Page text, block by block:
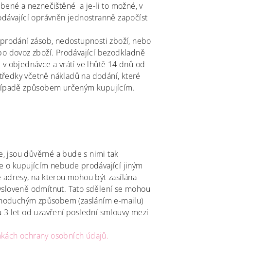
a neznečištěné a je-li to možné, v
oprávněn jednostranně započíst
zásob, nedostupnosti zboží, nebo
dovoz zboží. Prodávající bezodkladně
objednávce a vrátí ve lhůtě 14 dnů od
včetně nákladů na dodání, které
způsobem určeným kupujícím.
jsou důvěrné a bude s nimi tak
o kupujícím nebude prodávající jiným
na kterou mohou být zasílána
odmítnut. Tato sdělení se mohou
způsobem (zasláním e-mailu)
let od uzavření poslední smlouvy mezi
ochrany osobních údajů.